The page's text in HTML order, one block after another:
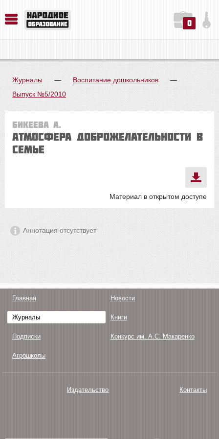
0
Журналы — Воспитание дошкольников
—
Выпуск №5/2010
Бикеева А.
Атмосфера доброжелательности в
семье
Материал в открытом доступе
Аннотация отсутствует
Главная Новости
Журналы Книги
Подписки Конкурс им. А.С. Макаренко
Агрошколы
Издательство Контакты